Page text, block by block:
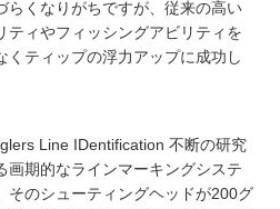
らくなりがちですが、従来の高い
ティやフィッシングアビリティを
くティップの浮力アップに成功し
Line IDentification 不断の研究
画期的なラインマーキングシステ
そのシューティングヘッドが200グ